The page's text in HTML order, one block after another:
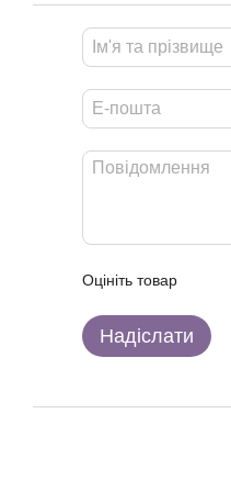
Оцініть товар
Надіслати